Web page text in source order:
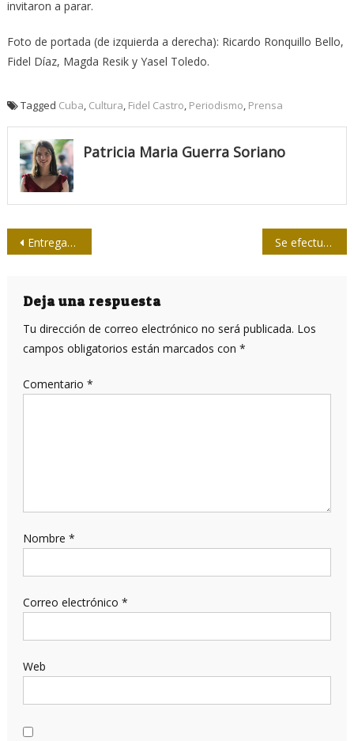
invitaron a parar.
Foto de portada (de izquierda a derecha): Ricardo Ronquillo Bello,
Fidel Díaz, Magda Resik y Yasel Toledo.
Tagged Cuba Cultura Fidel Castro Periodismo Prensa
Patricia Maria Guerra Soriano
Navegación
entradas
Entregan premio Sofia Kovalevskaya a investigadoras cubanas Se efectuarán hoy acto y concierto de Buena Fe en la Escalinata de la UH
Deja una respuesta
Tu dirección de correo electrónico no será publicada. Los
campos obligatorios están marcados con *
Comentario *
Nombre *
Correo electrónico *
Web